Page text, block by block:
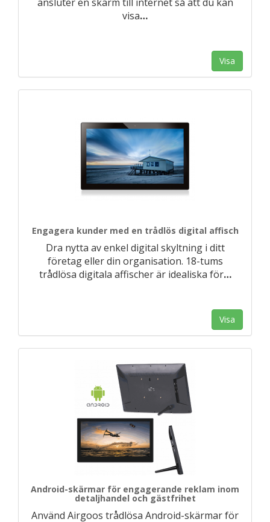
visa…
Visa
Engagera kunder med en trådlös digital affisch
Dra nytta av enkel digital skyltning i ditt
företag eller din organisation. 18-tums
trådlösa digitala affischer är idealiska för…
Visa
Android-skärmar för engagerande reklam inom
detaljhandel och gästfrihet
Använd Airgoos trådlösa Android-skärmar för